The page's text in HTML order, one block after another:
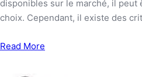
disponibles sur le marché, il
choix. Cependant, il existe des
Read More